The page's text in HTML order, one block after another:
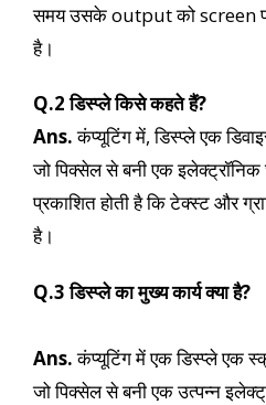
समय उसके output को screen
है।
Q.2 डिस्प्ले किसे कहते हैं?
Ans.कंप्यूटिंग में, डिस्प्ले एक
जो पिक्सेल से बनी एक इलेक्ट्रॉनिक
प्रकाशित होती है कि टेक्स्ट और
है।
Q.3 डिस्प्ले का मुख्य कार्य क्या है?
Ans.कंप्यूटिंग में एक डिस्प्ले एक
जो पिक्सेल से बनी एक उत्पन्न